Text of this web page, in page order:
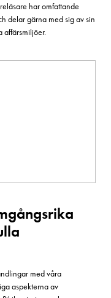
har omfattande
delar gärna med sig av sin
affärsmiljöer.
med våra
aspekterna av